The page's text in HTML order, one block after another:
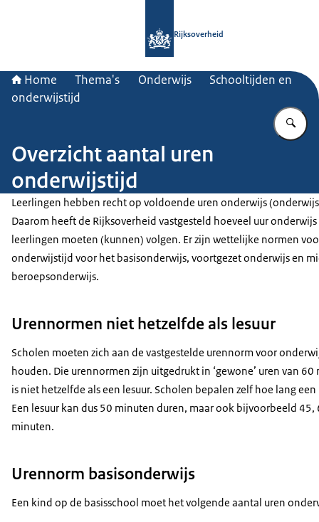
Rijksoverheid
Home Thema's Onderwijs
Schooltijden en
onderwijstijd
Overzicht aantal uren
onderwijstijd
Leerlingen hebben recht op voldoende uren onderwijs
Daarom heeft de Rijksoverheid vastgesteld hoeveel uur onderwijs
leerlingen moeten (kunnen) volgen. Er zijn wettelijke normen
onderwijstijd voor het basisonderwijs, voortgezet onderwijs en
beroepsonderwijs.
Urennormen niet hetzelfde als lesuur
Scholen moeten zich aan de vastgestelde urennorm voor
houden. Die urennormen zijn uitgedrukt in ‘gewone’ uren van 60
is niet hetzelfde als een lesuur. Scholen bepalen zelf hoe lang
Een lesuur kan dus 50 minuten duren, maar ook bijvoorbeeld 45,
minuten.
Urennorm basisonderwijs
Een kind op de basisschool moet het volgende aantal uren